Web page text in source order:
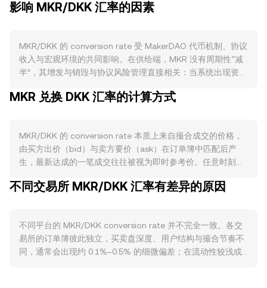
影响 MKR/DKK 汇率的因素
MKR/DKK 的 conversion rate 受 MakerDAO 代币机制、协议
收入与宏观环境的共同影响。在供给端，MKR 没有周期性“减
半”，其增发与销毁与协议风险管理直接相关：当系统出现资产
盈余时，历史上采用盈余拍卖或回购销毁，将费用收入用于在
强度可能阶段性提高，而任何因风险事件触发的增发则会对供
给产生反向影响。需求端主要来自治理与风控用途、生态参与
以及与 DAI 铸造活动的关联：协议参数调整、抵押品清单变更
费收入上升、以及诸如 Spark 等相关应用活跃时，市场对持有
为报价货币的 DKK 强弱也会直接影响以丹麦克朗计价的
conversion rate——在 DKK 走强时，即使 MKR 以美元计价
持平，MKR/DKK 仍可能回落。监管方面，围绕稳定币（包括
MKR 兑换 DKK 汇率的计算方式
MKR/DKK 的 conversion rate 本质上来自撮合成交的价格，
由买方出价（bid）与卖方要价（ask）在订单簿中匹配后产
生，最新达成的一笔成交往往被视为即时参考价。任意时刻最
中间价，常用作观测市场的基准。在多平台环境下，数据聚合
合价的影响更大。对于单笔换算，可用简单算术表示：以 DKK
计价的价值 = MKR 数量 × conversion rate；反过来，MKR 数
量 = 以 DKK 计价的价值 ÷ conversion rate。除中心化订单簿
不同交易所 MKR/DKK 汇率有差异的原因
不同平台的 MKR/DKK conversion rate 并不完全一致。各交
易所的订单簿彼此独立，买卖盘深度、用户结构与撮合节奏不
同，通常会出现约 0.1%–0.5% 的细微偏差；在流动性较浅或